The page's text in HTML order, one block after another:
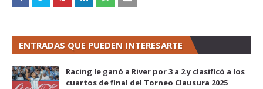
ENTRADAS QUE PUEDEN INTERESARTE
Racing le ganó a River por 3 a 2 y clasificó a los
cuartos de final del Torneo Clausura 2025